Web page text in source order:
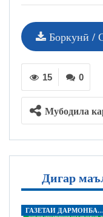
Боркунӣ /
0
15
Мубодила
Дигар
ГАЗЕТАИ ДАРМОНБАХШ